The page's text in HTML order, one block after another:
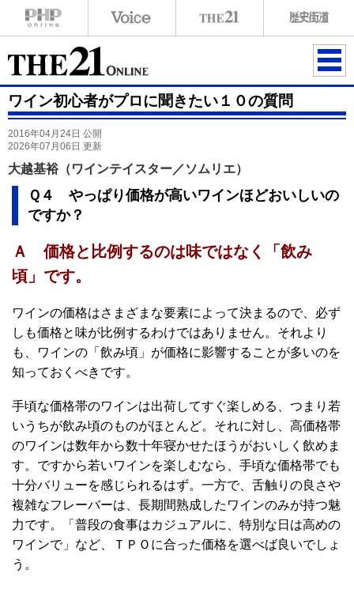
ME
ワイン初心者がプロに聞きたい１０の質問
2016年04月24日 公開
2026年07月06日 更新
大越基裕（ワインテイスター／ソムリエ）
Ｑ４ やっぱり価格が高いワインほどおいしいの
ですか？
Ａ 価格と比例するのは味ではなく「飲み
頃」です。
ワインの価格はさまざまな要素によって決まるので、必ず
しも価格と味が比例するわけではありません。それより
も、ワインの「飲み頃」が価格に影響することが多いのを
知っておくべきです。
手頃な価格帯のワインは出荷してすぐ楽しめる、つまり若
いうちが飲み頃のものがほとんど。それに対し、高価格帯
のワインは数年から数十年寝かせたほうがおいしく飲めま
す。ですから若いワインを楽しむなら、手頃な価格帯でも
十分バリューを感じられるはず。一方で、舌触りの良さや
複雑なフレーバーは、長期間熟成したワインのみが持つ魅
力です。「普段の食事はカジュアルに、特別な日は高めの
ワインで」など、ＴＰＯに合った価格を選べば良いでしょ
う。